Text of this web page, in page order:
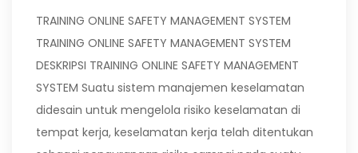
TRAINING ONLINE SAFETY MANAGEMENT SYSTEM
TRAINING ONLINE SAFETY MANAGEMENT SYSTEM
DESKRIPSI TRAINING ONLINE SAFETY MANAGEMENT
SYSTEM Suatu sistem manajemen keselamatan
didesain untuk mengelola risiko keselamatan di
tempat kerja, keselamatan kerja telah ditentukan